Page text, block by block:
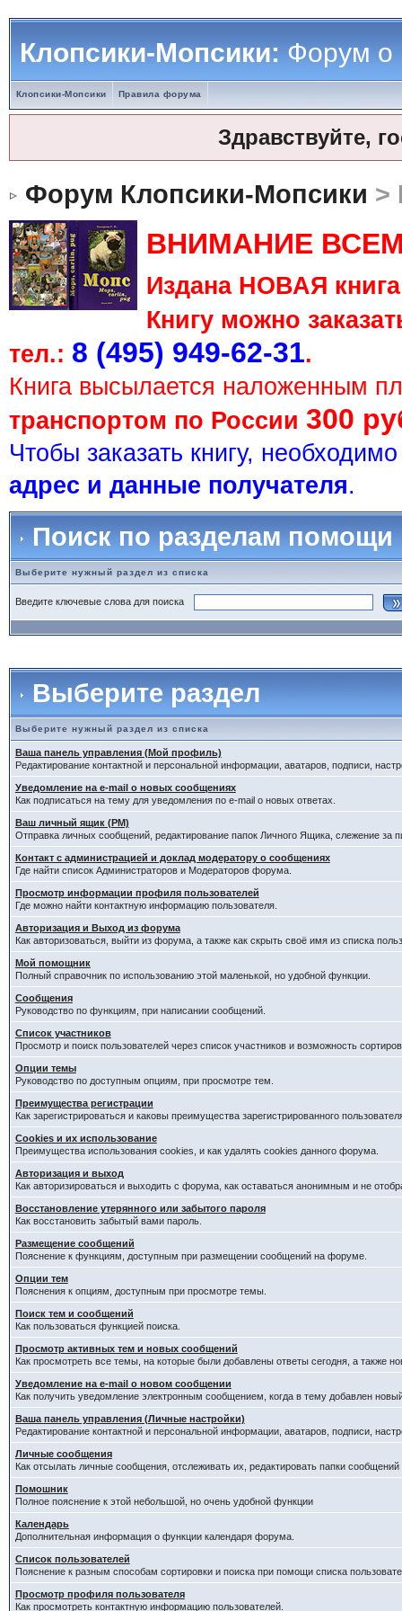
Клопсики-Мопсики:Форум о
Клопсики-Мопсики Правила форума
Здравствуйте,
Форум Клопсики-Мопсики >
ВНИМАНИЕ
Издана НОВАЯ
Книгу можно
тел.: 8 (495) 949-62-31.
Книга высылается наложенным
транспортом по России 300
Чтобы заказать книгу,
адрес и данные получателя.
Поиск по разделам помощи
Выберите нужный раздел из списка
Введите ключевые слова для поиска
Выберите раздел
Выберите нужный раздел из списка
Ваша панель управления (Мой профиль)
Редактирование контактной и персональной информации, аватаров, подписи,
Уведомление на e-mail о новых сообщениях
Как подписаться на тему для уведомления по e-mail о новых ответах.
Ваш личный ящик (PM)
Отправка личных сообщений, редактирование папок Личного Ящика, слежение за
Контакт с администрацией и доклад модератору о сообщениях
Где найти список Администраторов и Модераторов форума.
Просмотр информации профиля пользователей
Где можно найти контактную информацию пользователя.
Авторизация и Выход из форума
Как авторизоваться, выйти из форума, а также как скрыть своё имя из списка
Мой помощник
Полный справочник по использованию этой маленькой, но удобной функции.
Сообщения
Руководство по функциям, при написании сообщений.
Список участников
Просмотр и поиск пользователей через список участников и возможность
Опции темы
Руководство по доступным опциям, при просмотре тем.
Преимущества регистрации
Как зарегистрироваться и каковы преимущества зарегистрированного
Cookies и их использование
Преимущества использования cookies, и как удалять cookies данного форума.
Авторизация и выход
Как авторизироваться и выходить с форума, как оставаться анонимным и не
Восстановление утерянного или забытого пароля
Как восстановить забытый вами пароль.
Размещение сообщений
Пояснение к функциям, доступным при размещении сообщений на форуме.
Опции тем
Пояснения к опциям, доступным при просмотре темы.
Поиск тем и сообщений
Как пользоваться функцией поиска.
Просмотр активных тем и новых сообщений
Как просмотреть все темы, на которые были добавлены ответы сегодня, а также
Уведомление на е-mail о новом сообщении
Как получить уведомление электронным сообщением, когда в тему добавлен
Ваша панель управления (Личные настройки)
Редактирование контактной и персональной информации, аватаров, подписи,
Личные сообщения
Как отсылать личные сообщения, отслеживать их, редактировать папки
Помошник
Полное пояснение к этой небольшой, но очень удобной функции
Календарь
Дополнительная информация о функции календаря форума.
Список пользователей
Пояснение к разным способам сортировки и поиска при помощи списка
Просмотр профиля пользователя
Как просмотреть контактную информацию пользователей.